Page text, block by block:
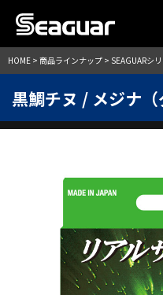
HOME > 商品ラインナップ > SEAGUARシ
黒鯛チヌ / メジナ（